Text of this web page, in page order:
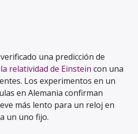
una predicción de
relatividad de Einstein con una
Los experimentos en un
en Alemania confirman
más lento para un reloj en
un uno fijo.